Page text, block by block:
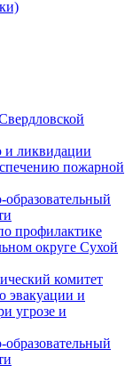
и ликвидации
пожарной
профилактике
округе Сухой
комитет
эвакуации и
угрозе и